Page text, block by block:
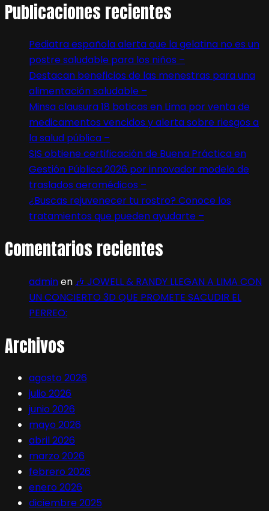
Publicaciones recientes
Pediatra española alerta que la gelatina no es un
postre saludable para los niños –
Destacan beneficios de las menestras para una
alimentación saludable –
Minsa clausura 18 boticas en Lima por venta de
medicamentos vencidos y alerta sobre riesgos a
la salud pública –
SIS obtiene certificación de Buena Práctica en
Gestión Pública 2026 por innovador modelo de
traslados aeromédicos –
¿Buscas rejuvenecer tu rostro? Conoce los
tratamientos que pueden ayudarte –
Comentarios recientes
adminen 🎶 JOWELL & RANDY LLEGAN A LIMA CON
UN CONCIERTO 3D QUE PROMETE SACUDIR EL
PERREO:
Archivos
agosto 2026
julio 2026
junio 2026
mayo 2026
abril 2026
marzo 2026
febrero 2026
enero 2026
diciembre 2025